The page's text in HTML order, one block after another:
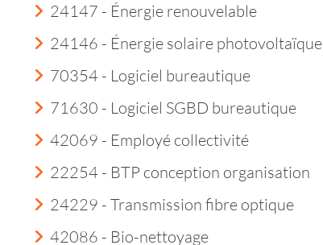
24147 - Énergie renouvelable
24146 - Énergie solaire photovoltaïque
70354 - Logiciel bureautique
71630 - Logiciel SGBD bureautique
42069 - Employé collectivité
22254 - BTP conception organisation
24229 - Transmission fibre optique
42086 - Bio-nettoyage